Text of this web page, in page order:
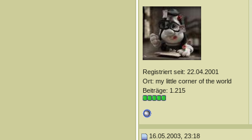
Registriert seit: 22.04.2001
Ort: my little corner of the world
Beiträge: 1.215
16.05.2003, 23:18